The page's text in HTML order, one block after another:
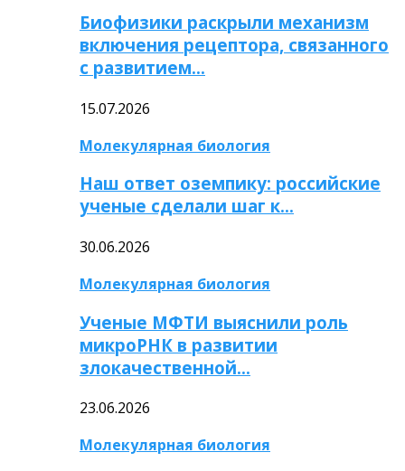
Биофизики раскрыли механизм
включения рецептора, связанного
с развитием…
15.07.2026
Молекулярная биология
Наш ответ оземпику: российские
ученые сделали шаг к…
30.06.2026
Молекулярная биология
Ученые МФТИ выяснили роль
микроРНК в развитии
злокачественной…
23.06.2026
Молекулярная биология